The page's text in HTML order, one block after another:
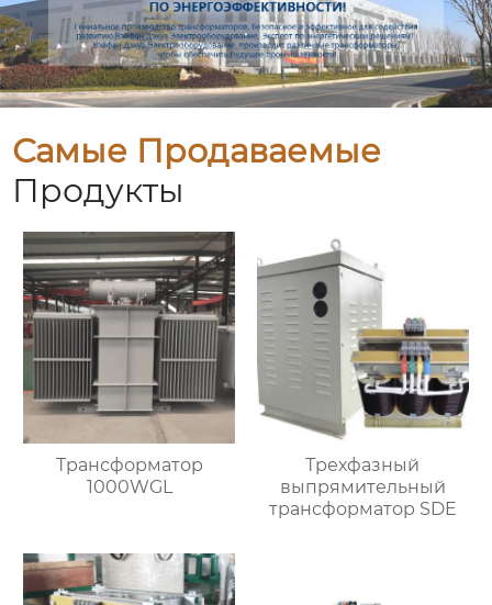
Самые Продаваемые
Продукты
Трансформатор
1000WGL
Трехфазный
выпрямительный
трансформатор SDE